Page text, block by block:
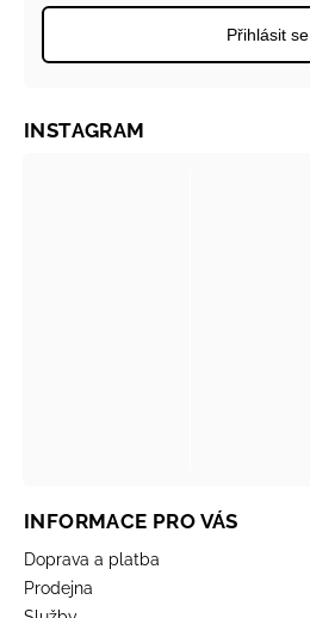
Přihlásit se
INFORMACE PRO VÁS
Doprava a platba
Prodejna
INSTAGRAM